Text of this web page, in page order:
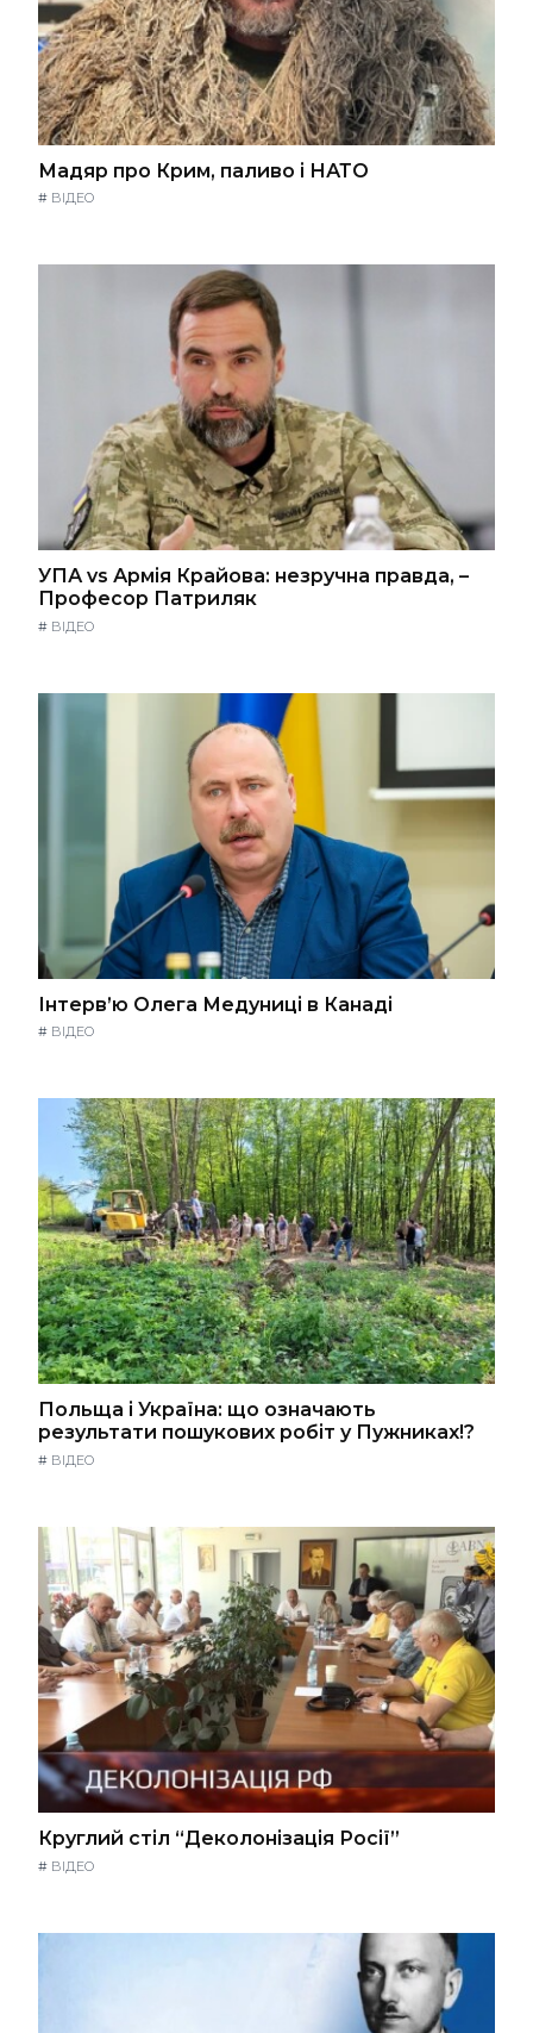
Мадяр про Крим, паливо і НАТО
# ВІДЕО
УПА vs Армія Крайова: незручна правда, –
Професор Патриляк
# ВІДЕО
Інтерв’ю Олега Медуниці в Канаді
# ВІДЕО
Польща і Україна: що означають
результати пошукових робіт у Пужниках!?
# ВІДЕО
Круглий стіл “Деколонізація Росії”
# ВІДЕО